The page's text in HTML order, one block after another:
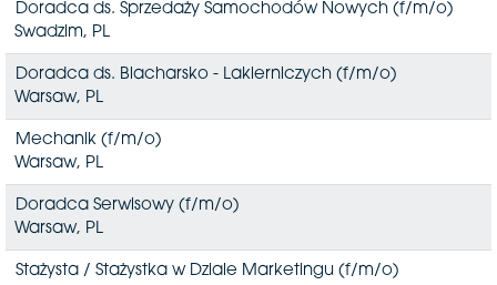
Doradca ds. Sprzedaży Samochodów Nowych (f/m/o)
Swadzim, PL
Doradca ds. Blacharsko - Lakierniczych (f/m/o)
Warsaw, PL
Mechanik (f/m/o)
Warsaw, PL
Doradca Serwisowy (f/m/o)
Warsaw, PL
Stażysta / Stażystka w Dziale Marketingu (f/m/o)